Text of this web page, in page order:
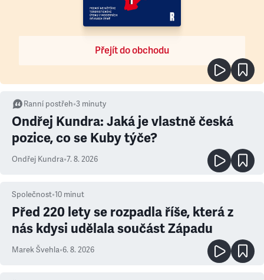
Přejít do obchodu
Ranní postřeh•3 minuty
Ondřej Kundra: Jaká je vlastně česká
pozice, co se Kuby týče?
Ondřej Kundra•7. 8. 2026
Společnost•10 minut
Před 220 lety se rozpadla říše, která z
nás kdysi udělala součást Západu
Marek Švehla•6. 8. 2026